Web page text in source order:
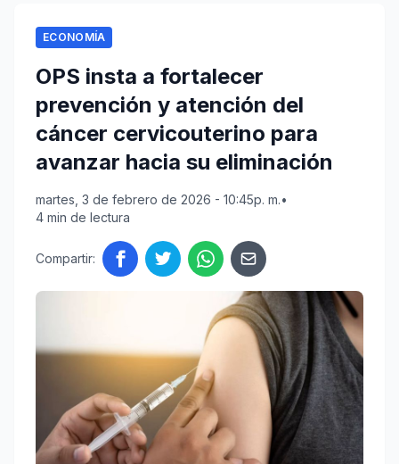
ECONOMÍA
OPS insta a fortalecer
prevención y atención del
cáncer cervicouterino para
avanzar hacia su eliminación
martes, 3 de febrero de 2026 - 10:45p. m.•
4 min de lectura
Compartir: